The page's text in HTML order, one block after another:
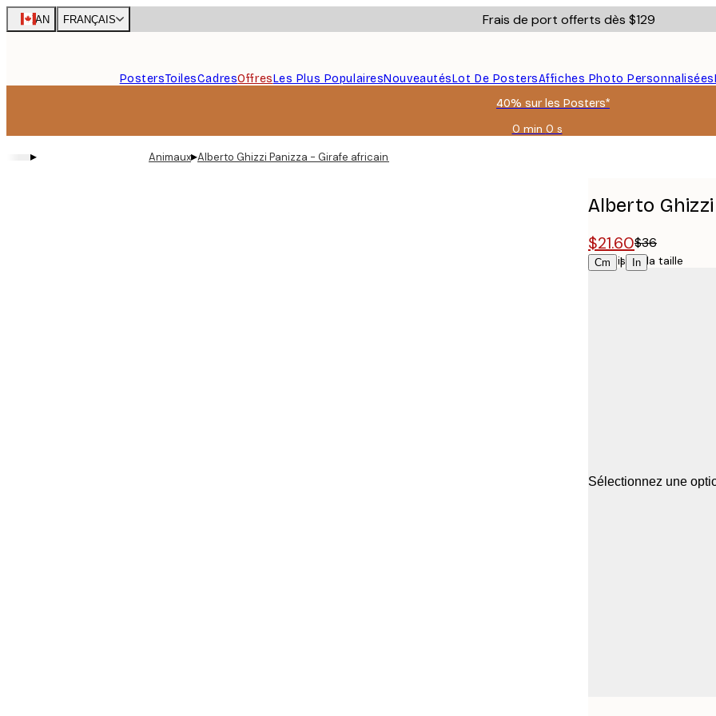
Skip
to
CAN FRANÇAIS Frais de port offerts dès $129
PostersToilesCadresOffresLes Plus PopulairesNouveautésLot De PostersAffiches Photo Personnalisées
40% sur les Posters*
0 min 0 s
Valable
▸ Animaux▸Alberto Ghizzi Panizza - Girafe africaine ciel Poster
Alberto
$21.60$36
Cm | In
Choisissez la taille
Sélectionnez une